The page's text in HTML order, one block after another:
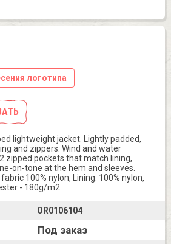
логотипа
lightweight jacket. Lightly padded,
and zippers. Wind and water
zipped pockets that match lining,
on-tone at the hem and sleeves.
100% nylon, Lining: 100% nylon,
- 180g/m2.
OR0106104
Под заказ